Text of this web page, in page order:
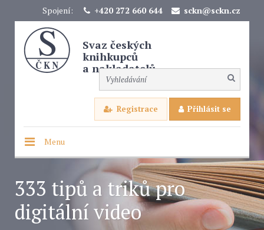
Spojení: +420 272 660 644 sckn@sckn.cz
Svaz českých
knihkupců
a nakladatelů
Registrace Přihlásit se
Menu
333 tipů a triků pro
digitální video